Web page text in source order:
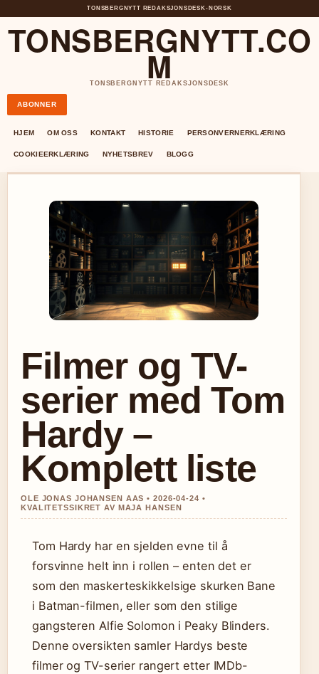
TONSBERGNYTT REDAKSJONSDESK• NORSK
TONSBERGNYTT.CO
M
TONSBERGNYTT REDAKSJONSDESK
ABONNER
HJEM OM OSS KONTAKT HISTORIE PERSONVERNERKLÆRING
COOKIEERKLÆRING NYHETSBREV BLOGG
Filmer og TV-
serier med Tom
Hardy –
Komplett liste
OLE JONAS JOHANSEN AAS • 2026-04-24 •
KVALITETSSIKRET AV MAJA HANSEN
Tom Hardy har en sjelden evne til å
forsvinne helt inn i rollen – enten det er
som den maskerteskikkelsige skurken Bane
i Batman-filmen, eller som den stilige
gangsteren Alfie Solomon i Peaky Blinders.
Denne oversikten samler Hardys beste
filmer og TV-serier rangert etter IMDb-